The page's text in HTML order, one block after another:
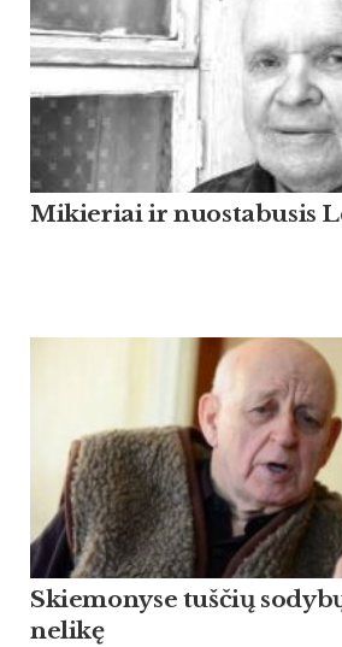
Mikieriai ir nuostabusis
Skiemonyse tuščių
nelikę